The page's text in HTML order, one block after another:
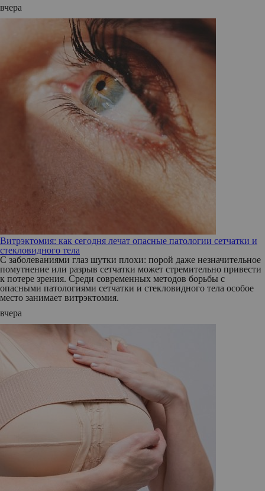
вчера
Витрэктомия: как сегодня лечат опасные патологии сетчатки и
стекловидного тела
С заболеваниями глаз шутки плохи: порой даже незначительное
помутнение или разрыв сетчатки может стремительно привести
к потере зрения. Среди современных методов борьбы с
опасными патологиями сетчатки и стекловидного тела особое
место занимает витрэктомия.
вчера